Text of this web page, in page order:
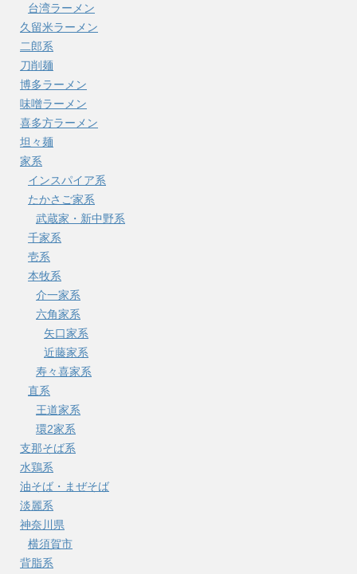
台湾ラーメン
久留米ラーメン
二郎系
刀削麺
博多ラーメン
味噌ラーメン
喜多方ラーメン
坦々麺
家系
インスパイア系
たかさご家系
武蔵家・新中野系
千家系
壱系
本牧系
介一家系
六角家系
矢口家系
近藤家系
寿々喜家系
直系
王道家系
環2家系
支那そば系
水鶏系
油そば・まぜそば
淡麗系
神奈川県
横須賀市
背脂系